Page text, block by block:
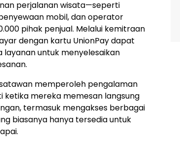
perjalanan wisata—seperti
mobil, dan operator
pihak penjual. Melalui kemitraan
dengan kartu UnionPay dapat
layanan untuk menyelesaikan
memperoleh pengalaman
mereka memesan langsung
termasuk mengakses berbagai
biasanya hanya tersedia untuk